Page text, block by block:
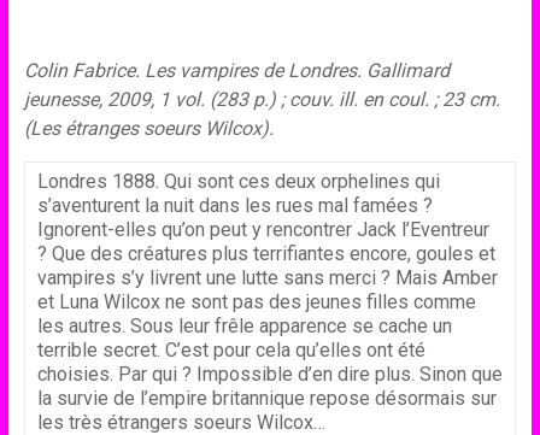
Colin Fabrice. Les vampires de Londres. Gallimard
jeunesse, 2009, 1 vol. (283 p.) ; couv. ill. en coul. ; 23 cm.
(Les étranges soeurs Wilcox).
Londres 1888. Qui sont ces deux orphelines qui
s’aventurent la nuit dans les rues mal famées ?
Ignorent-elles qu’on peut y rencontrer Jack l’Eventreur
? Que des créatures plus terrifiantes encore, goules et
vampires s’y livrent une lutte sans merci ? Mais Amber
et Luna Wilcox ne sont pas des jeunes filles comme
les autres. Sous leur frêle apparence se cache un
terrible secret. C’est pour cela qu’elles ont été
choisies. Par qui ? Impossible d’en dire plus. Sinon que
la survie de l’empire britannique repose désormais sur
les très étrangers soeurs Wilcox…